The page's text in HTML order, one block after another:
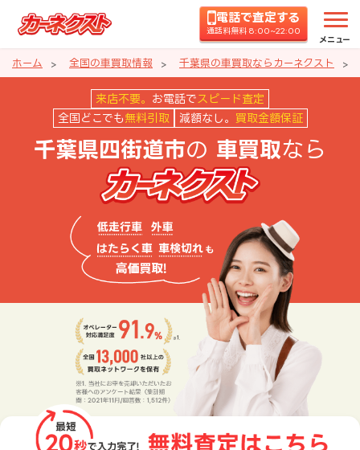
電話で査定する
通話料無料 8:00~22:00
メニュー
ホーム 全国の車買取情報 千葉県の車買取ならカーネクスト
千葉県四街道市の車買取ならカ
来店不要。 お電話で スピード査定
全国どこでも 無料引取 減額なし。 買取金額保証
千葉県四街道市の 車買取なら